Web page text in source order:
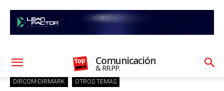
Comunicación
& RR.PP.
DIRCOM-DIRMARK OTROS TEMAS